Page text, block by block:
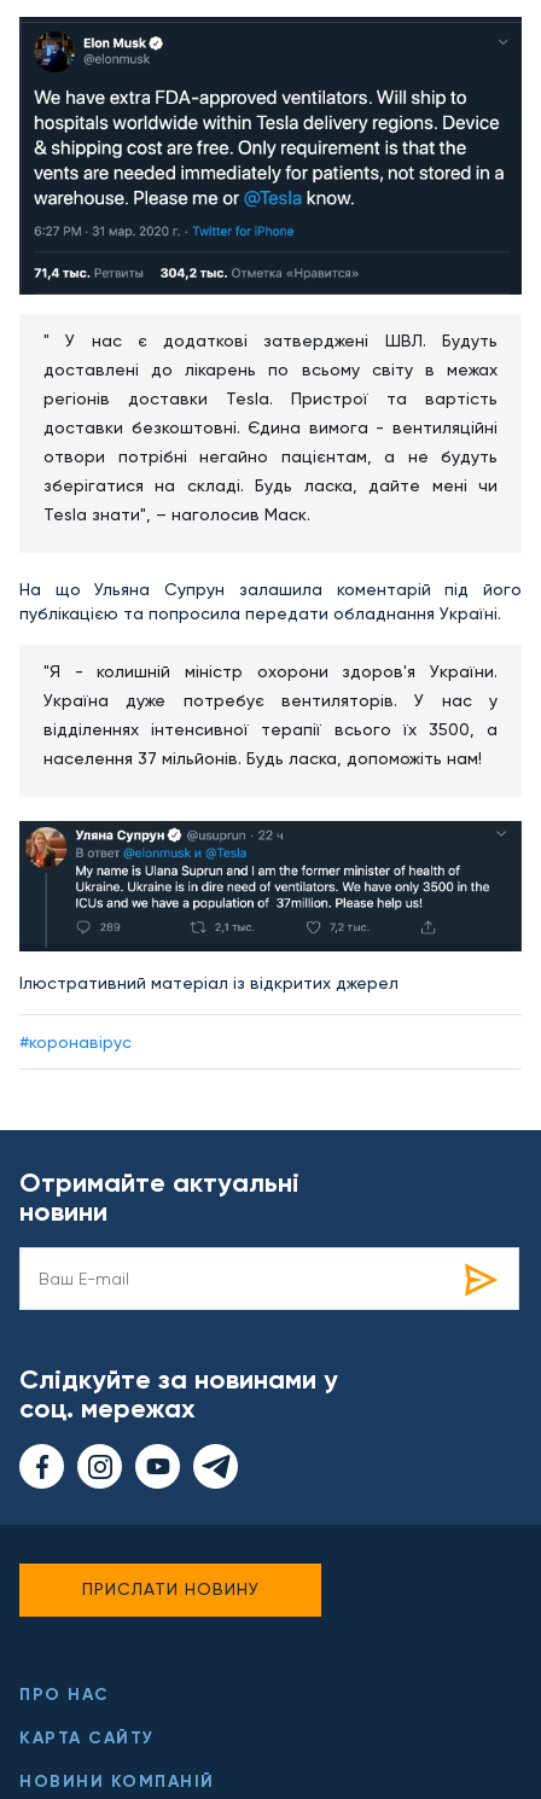
" У нас є додаткові затверджені ШВЛ. Будуть
доставлені до лікарень по всьому світу в межах
регіонів доставки Tesla. Пристрої та вартість
доставки безкоштовні. Єдина вимога - вентиляційні
отвори потрібні негайно пацієнтам, а не будуть
зберігатися на складі. Будь ласка, дайте мені чи
Теsla знати", – наголосив Маск.
На що Ульяна Супрун залашила коментарій під його
публікацією та попросила передати обладнання Україні.
"Я - колишній міністр охорони здоров'я України.
Україна дуже потребує вентиляторів. У нас у
відділеннях інтенсивної терапії всього їх 3500, а
населення 37 мільйонів. Будь ласка, допоможіть нам!
Ілюстративний матеріал із відкритих джерел
#коронавірус
Отримайте актуальні
новини
Слідкуйте за новинами у
соц. мережах
ПРО НАС
КАРТА САЙТУ
НОВИНИ КОМПАНІЙ
ПРИСЛАТИ НОВИНУ